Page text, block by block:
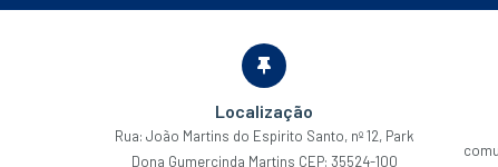
Localização
Rua: João Martins do Espirito Santo, nº 12, Park
Dona Gumercinda Martins CEP: 35524-100